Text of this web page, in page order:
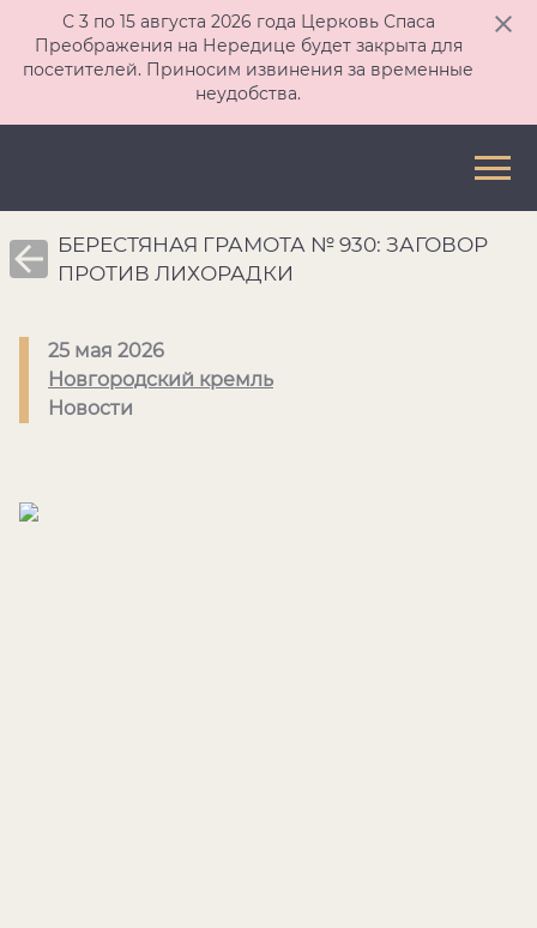
С 3 по 15 августа 2026 года Церковь Спаса
Преображения на Нередице будет закрыта для
посетителей. Приносим извинения за временные
неудобства.
БЕРЕСТЯНАЯ ГРАМОТА № 930: ЗАГОВОР
ПРОТИВ ЛИХОРАДКИ
25 мая 2026
Новгородский кремль
Новости